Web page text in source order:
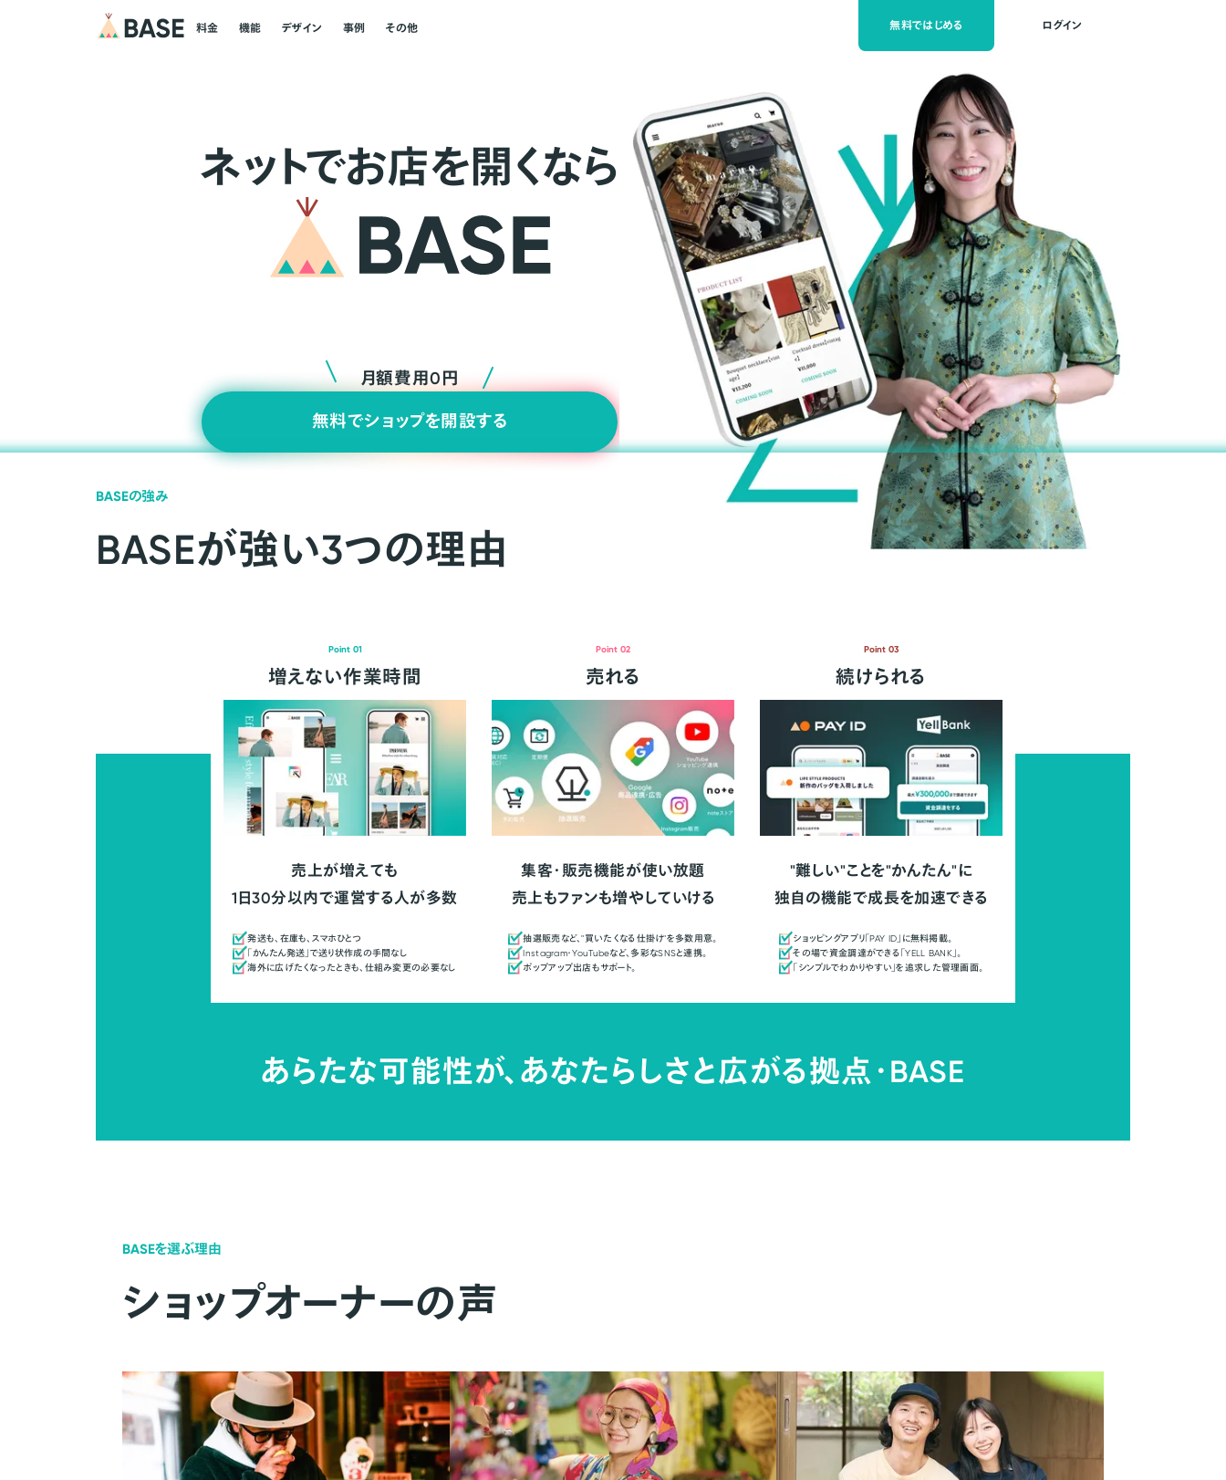
料金 機能 デザイン 事例 その他 無料ではじめる ログイン
ネッ トでお店を開くなら
月額費用0円
無料でショップを開設する
BASEの強み
BASEが強い3つの理由
Point 01
増えない作業時間
売上が増えても
1日30分以内で運営する人が多数
発送も、在庫も、スマホひとつ
「かんたん発送」で送り状作成の手間なし
海外に広げたくなったときも、仕組み変更の必要なし
Point 02
売れる
集客・販売機能が使い放題
売上もファンも増やしていける
抽選販売など、"買いたくなる仕掛け"を多数用意。
Instagram・YouTubeなど、多彩なSNSと連携。
ポップアップ出店もサポート。
Point 03
続けられる
"難しい"ことを"かんたん"に
独自の機能で成長を加速できる
ショッピングアプリ「PAY ID」に無料掲載。
その場で資金調達ができる「YELL BANK」。
「シンプルでわかりやすい」を追求した管理画面。
あらたな可能性が、あなたらしさと広がる拠点・BASE
BASEを選ぶ理由
ショップオーナーの声